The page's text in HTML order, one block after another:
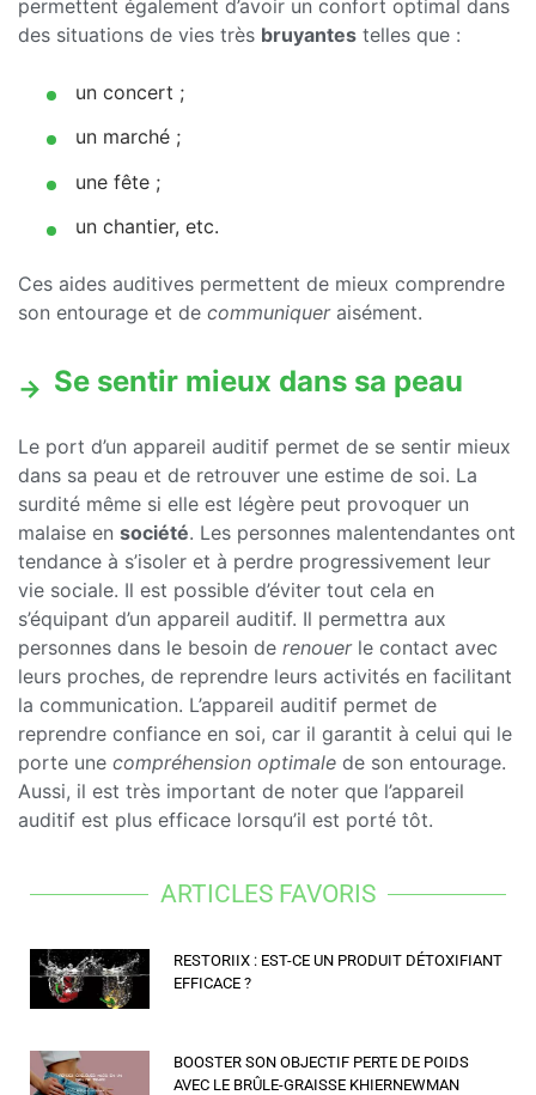
permettent également d’avoir un confort optimal dans
des situations de vies très bruyantes telles que :
un concert ;
un marché ;
une fête ;
un chantier, etc.
Ces aides auditives permettent de mieux comprendre
son entourage et de communiqueraisément.
Se sentir mieux dans sa peau
Le port d’un appareil auditif permet de se sentir mieux
dans sa peau et de retrouver une estime de soi. La
surdité même si elle est légère peut provoquer un
malaise en société. Les personnes malentendantes ont
tendance à s’isoler et à perdre progressivement leur
vie sociale. Il est possible d’éviter tout cela en
s’équipant d’un appareil auditif. Il permettra aux
personnes dans le besoin de renouerle contact avec
leurs proches, de reprendre leurs activités en facilitant
la communication. L’appareil auditif permet de
reprendre confiance en soi, car il garantit à celui qui le
porte une compréhension optimale de son entourage.
Aussi, il est très important de noter que l’appareil
auditif est plus efficace lorsqu’il est porté tôt.
ARTICLES FAVORIS
RESTORIIX : EST-CE UN PRODUIT DÉTOXIFIANT
EFFICACE ?
BOOSTER SON OBJECTIF PERTE DE POIDS
AVEC LE BRÛLE-GRAISSE KHIERNEWMAN